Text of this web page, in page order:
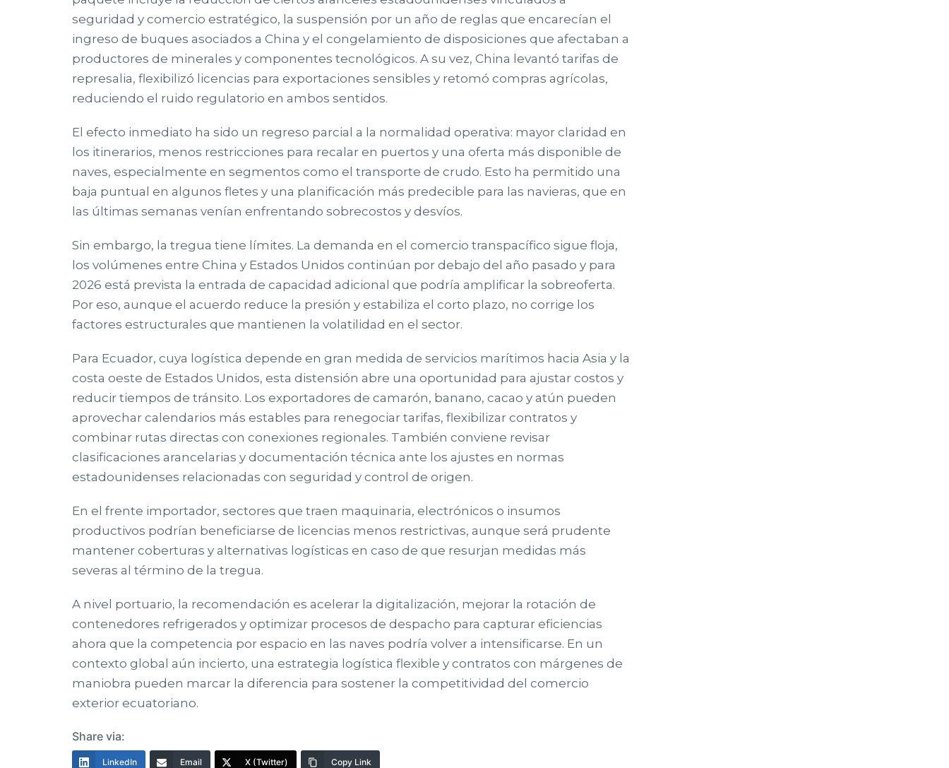
seguridad y comercio estratégico, la suspensión por un año de reglas que encarecían el
ingreso de buques asociados a China y el congelamiento de disposiciones que afectaban a
productores de minerales y componentes tecnológicos. A su vez, China levantó tarifas de
represalia, flexibilizó licencias para exportaciones sensibles y retomó compras agrícolas,
reduciendo el ruido regulatorio en ambos sentidos.
El efecto inmediato ha sido un regreso parcial a la normalidad operativa: mayor claridad en
los itinerarios, menos restricciones para recalar en puertos y una oferta más disponible de
naves, especialmente en segmentos como el transporte de crudo. Esto ha permitido una
baja puntual en algunos fletes y una planificación más predecible para las navieras, que en
las últimas semanas venían enfrentando sobrecostos y desvíos.
Sin embargo, la tregua tiene límites. La demanda en el comercio transpacífico sigue floja,
los volúmenes entre China y Estados Unidos continúan por debajo del año pasado y para
2026 está prevista la entrada de capacidad adicional que podría amplificar la sobreoferta.
Por eso, aunque el acuerdo reduce la presión y estabiliza el corto plazo, no corrige los
factores estructurales que mantienen la volatilidad en el sector.
Para Ecuador, cuya logística depende en gran medida de servicios marítimos hacia Asia y la
costa oeste de Estados Unidos, esta distensión abre una oportunidad para ajustar costos y
reducir tiempos de tránsito. Los exportadores de camarón, banano, cacao y atún pueden
aprovechar calendarios más estables para renegociar tarifas, flexibilizar contratos y
combinar rutas directas con conexiones regionales. También conviene revisar
clasificaciones arancelarias y documentación técnica ante los ajustes en normas
estadounidenses relacionadas con seguridad y control de origen.
En el frente importador, sectores que traen maquinaria, electrónicos o insumos
productivos podrían beneficiarse de licencias menos restrictivas, aunque será prudente
mantener coberturas y alternativas logísticas en caso de que resurjan medidas más
severas al término de la tregua.
A nivel portuario, la recomendación es acelerar la digitalización, mejorar la rotación de
contenedores refrigerados y optimizar procesos de despacho para capturar eficiencias
ahora que la competencia por espacio en las naves podría volver a intensificarse. En un
contexto global aún incierto, una estrategia logística flexible y contratos con márgenes de
maniobra pueden marcar la diferencia para sostener la competitividad del comercio
exterior ecuatoriano.
Share via:
LinkedIn Email X (Twitter) Copy Link